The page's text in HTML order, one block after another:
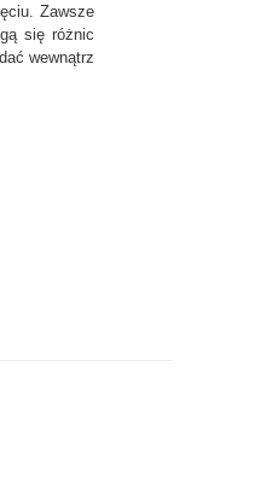
Zawsze
się różnic
wewnątrz